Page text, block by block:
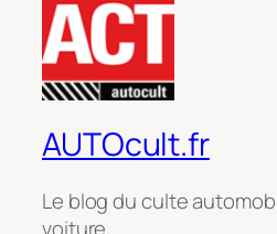
AUTOcult.fr
Le blog du culte